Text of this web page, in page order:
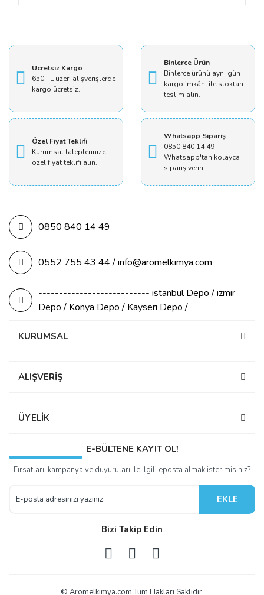
Bu ürüne ilk yorumu siz yapın!
Ücretsiz Kargo
650 TL üzeri alışverişlerde
kargo ücretsiz.
Binlerce Ürün
Binlerce ürünü aynı gün
kargo imkânı ile stoktan
teslim alın.
Özel Fiyat Teklifi
Kurumsal taleplerinize
özel fiyat teklifi alın.
Whatsapp Sipariş
0850 840 14 49
Whatsapp'tan kolayca
sipariş verin.
0850 840 14 49
0552 755 43 44 / info@aromelkimya.com
--------------------------- istanbul Depo / izmir
Depo / Konya Depo / Kayseri Depo /
KURUMSAL
ALIŞVERİŞ
ÜYELİK
E-BÜLTENE KAYIT OL!
Fırsatları, kampanya ve duyuruları ile ilgili eposta almak ister misiniz?
EKLE
Bizi Takip Edin
© Aromelkimya.com Tüm Hakları Saklıdır.